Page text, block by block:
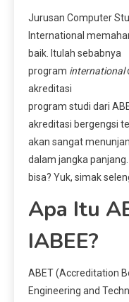
Jurusan Computer
International
baik. Itulah sebabnya
program international
akreditasi
program studi dari
akreditasi bergengsi
akan sangat
dalam jangka
bisa? Yuk, simak
Apa Itu
IABEE?
ABET (Accreditation
Engineering and